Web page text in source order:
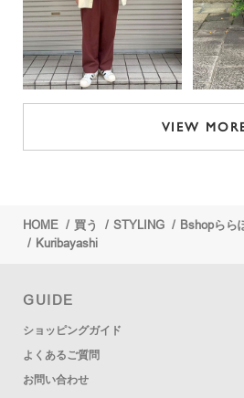
VIEW
HOME / 買う / STYLING / Bshopらら
/ Kuribayashi
GUIDE
ショッピングガイド
よくあるご質問
お問い合わせ